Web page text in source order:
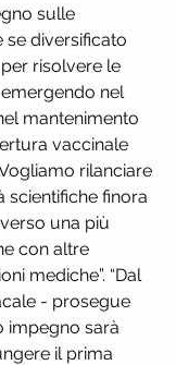
sulle
se diversificato
risolvere le
nel
mantenimento
vaccinale
rilanciare
scientifiche finora
una più
con altre
mediche”. “Dal
- prosegue
impegno sarà
il prima